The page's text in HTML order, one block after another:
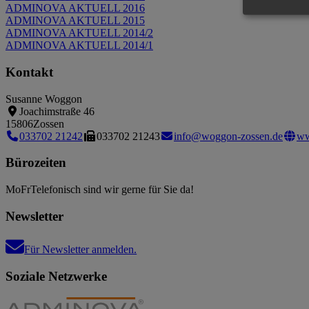
ADMINOVA AKTUELL 2016
ADMINOVA AKTUELL 2015
ADMINOVA AKTUELL 2014/2
ADMINOVA AKTUELL 2014/1
Kontakt
Susanne Woggon
Joachimstraße 46
15806Zossen
033702 21242
033702 21243 info@woggon-zossen.de
Bürozeiten
MoFrTelefonisch sind wir gerne für Sie da!
Newsletter
Für Newsletter anmelden.
Soziale Netzwerke